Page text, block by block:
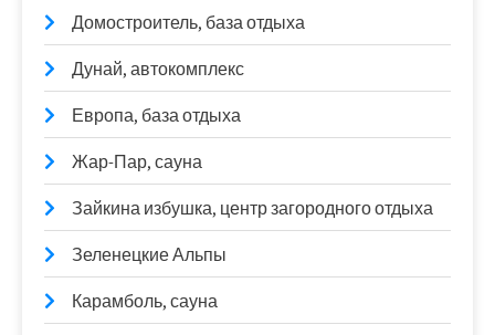
Домостроитель, база отдыха
Дунай, автокомплекс
Европа, база отдыха
Жар-Пар, сауна
Зайкина избушка, центр загородного отдыха
Зеленецкие Альпы
Карамболь, сауна